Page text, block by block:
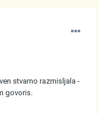
stvarno razmisljala -
govoris.